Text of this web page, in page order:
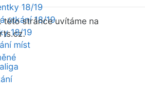
18/19
utkání 18/19
18/19
míst
této stránce uvítáme na